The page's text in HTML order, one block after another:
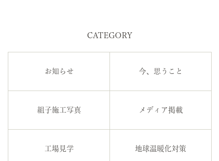
CATEGORY
お知らせ 今、思うこと
組子施工写真 メディア掲載
工場見学 地球温暖化対策